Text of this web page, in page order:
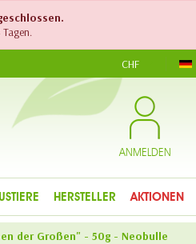
CHF
ANMELDEN
HERSTELLER AKTIONEN
der Großen" - 50g - Neobulle